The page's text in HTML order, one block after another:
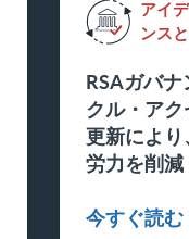
アイ
ンス
RSAガバ
クル・ア
更新により
労力を削減
今すぐ読む